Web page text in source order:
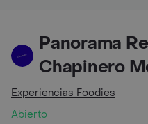
Panorama
Chapinero
Experiencias Foodies
Abierto